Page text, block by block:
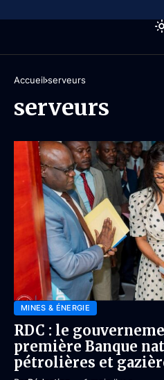
Accueil serveurs
serveurs
MINES & ÉNERGIE
RDC : le
première Banque
pétrolières et